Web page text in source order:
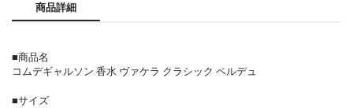
商品詳細
■商品名
コムデギャルソン 香水 ヴァケラ クラシック ペルデュ
■サイズ